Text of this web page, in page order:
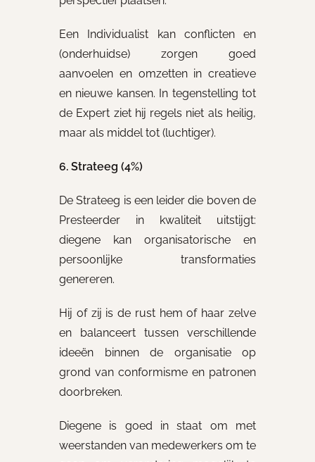
Een Individualist kan conflicten en
(onderhuidse) zorgen goed
aanvoelen en omzetten in creatieve
en nieuwe kansen. In tegenstelling tot
de Expert ziet hij regels niet als heilig,
maar als middel tot (luchtiger).
6. Strateeg (4%)
De Strateeg is een leider die boven de
Presteerder in kwaliteit uitstijgt:
diegene kan organisatorische en
persoonlijke transformaties
genereren.
Hij of zij is de rust hem of haar zelve
en balanceert tussen verschillende
ideeën binnen de organisatie op
grond van conformisme en patronen
doorbreken.
Diegene is goed in staat om met
weerstanden van medewerkers om te